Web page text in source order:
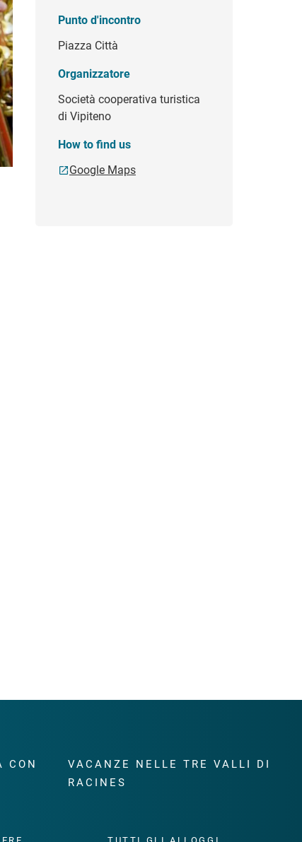
Punto d'incontro
Piazza Città
Organizzatore
Società cooperativa turistica
di Vipiteno
How to find us
Google Maps
CON
VACANZE NELLE TRE VALLI DI
RACINES